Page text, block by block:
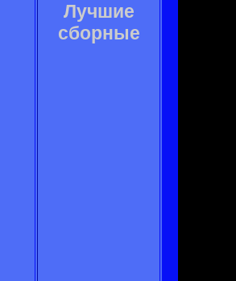
Лучшие
сборные